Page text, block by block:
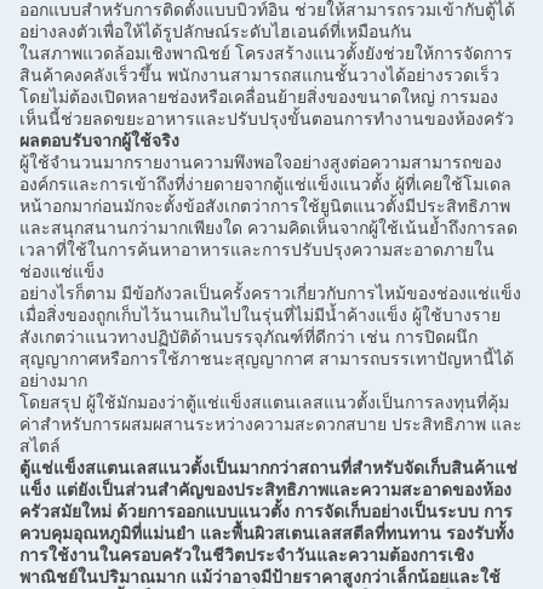
ออกแบบสำหรับการติดตั้งแบบบิวท์อิน ช่วยให้สามารถรวมเข้ากับตู้ได้
อย่างลงตัวเพื่อให้ได้รูปลักษณ์ระดับไฮเอนด์ที่เหมือนกัน
ในสภาพแวดล้อมเชิงพาณิชย์ โครงสร้างแนวตั้งยังช่วยให้การจัดการ
สินค้าคงคลังเร็วขึ้น พนักงานสามารถสแกนชั้นวางได้อย่างรวดเร็ว
โดยไม่ต้องเปิดหลายช่องหรือเคลื่อนย้ายสิ่งของขนาดใหญ่ การมอง
เห็นนี้ช่วยลดขยะอาหารและปรับปรุงขั้นตอนการทำงานของห้องครัว
ผลตอบรับจากผู้ใช้จริง
ผู้ใช้จำนวนมากรายงานความพึงพอใจอย่างสูงต่อความสามารถของ
องค์กรและการเข้าถึงที่ง่ายดายจากตู้แช่แข็งแนวตั้ง ผู้ที่เคยใช้โมเดล
หน้าอกมาก่อนมักจะตั้งข้อสังเกตว่าการใช้ยูนิตแนวตั้งมีประสิทธิภาพ
และสนุกสนานกว่ามากเพียงใด ความคิดเห็นจากผู้ใช้เน้นย้ำถึงการลด
เวลาที่ใช้ในการค้นหาอาหารและการปรับปรุงความสะอาดภายใน
ช่องแช่แข็ง
อย่างไรก็ตาม มีข้อกังวลเป็นครั้งคราวเกี่ยวกับการไหม้ของช่องแช่แข็ง
เมื่อสิ่งของถูกเก็บไว้นานเกินไปในรุ่นที่ไม่มีน้ำค้างแข็ง ผู้ใช้บางราย
สังเกตว่าแนวทางปฏิบัติด้านบรรจุภัณฑ์ที่ดีกว่า เช่น การปิดผนึก
สุญญากาศหรือการใช้ภาชนะสุญญากาศ สามารถบรรเทาปัญหานี้ได้
อย่างมาก
โดยสรุป ผู้ใช้มักมองว่าตู้แช่แข็งสแตนเลสแนวตั้งเป็นการลงทุนที่คุ้ม
ค่าสำหรับการผสมผสานระหว่างความสะดวกสบาย ประสิทธิภาพ และ
สไตล์
ตู้แช่แข็งสแตนเลสแนวตั้งเป็นมากกว่าสถานที่สำหรับจัดเก็บสินค้าแช่
แข็ง แต่ยังเป็นส่วนสำคัญของประสิทธิภาพและความสะอาดของห้อง
ครัวสมัยใหม่ ด้วยการออกแบบแนวตั้ง การจัดเก็บอย่างเป็นระบบ การ
ควบคุมอุณหภูมิที่แม่นยำ และพื้นผิวสเตนเลสสตีลที่ทนทาน รองรับทั้ง
การใช้งานในครอบครัวในชีวิตประจำวันและความต้องการเชิง
พาณิชย์ในปริมาณมาก แม้ว่าอาจมีป้ายราคาสูงกว่าเล็กน้อยและใช้